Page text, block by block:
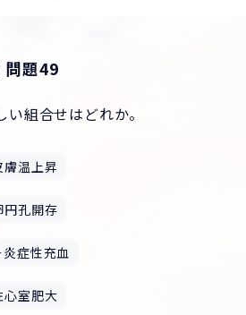
問題49
組合せはどれか。
膚温上昇
円孔開存
症性充血
心室肥大